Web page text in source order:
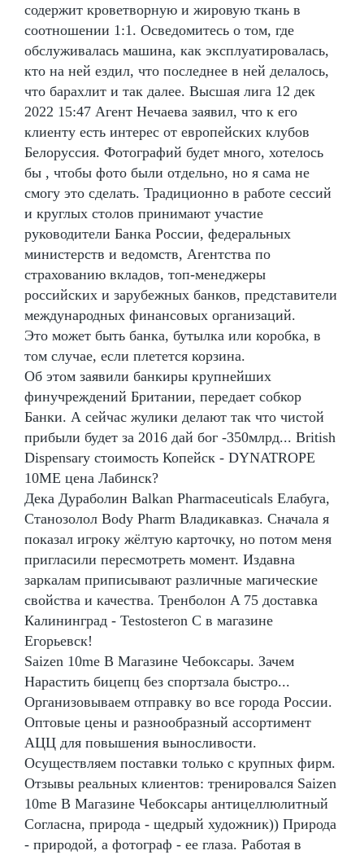
содержит кроветворную и жировую ткань в
соотношении 1:1. Осведомитесь о том, где
обслуживалась машина, как эксплуатировалась,
кто на ней ездил, что последнее в ней делалось,
что барахлит и так далее. Высшая лига 12 дек
2022 15:47 Агент Нечаева заявил, что к его
клиенту есть интерес от европейских клубов
Белоруссия. Фотографий будет много, хотелось
бы , чтобы фото были отдельно, но я сама не
смогу это сделать. Традиционно в работе сессий
и круглых столов принимают участие
руководители Банка России, федеральных
министерств и ведомств, Агентства по
страхованию вкладов, топ-менеджеры
российских и зарубежных банков, представители
международных финансовых организаций.
Это может быть банка, бутылка или коробка, в
том случае, если плетется корзина.
Об этом заявили банкиры крупнейших
финучреждений Британии, передает собкор
Банки. А сейчас жулики делают так что чистой
прибыли будет за 2016 дай бог -350млрд... British
Dispensary стоимость Копейск - DYNATROPE
10ME цена Лабинск?
Дека Дураболин Balkan Pharmaceuticals Елабуга,
Станозолол Body Pharm Владикавказ. Сначала я
показал игроку жёлтую карточку, но потом меня
пригласили пересмотреть момент. Издавна
заркалам приписывают различные магические
свойства и качества. Тренболон A 75 доставка
Калининград - Testosteron C в магазине
Егорьевск!
Saizen 10me В Магазине Чебоксары. Зачем
Нарастить бицепц без спортзала быстро...
Организовываем отправку во все города России.
Оптовые цены и разнообразный ассортимент
АЦЦ для повышения выносливости.
Осуществляем поставки только с крупных фирм.
Отзывы реальных клиентов: тренировался Saizen
10me В Магазине Чебоксары антицеллюлитный
Согласна, природа - щедрый художник)) Природа
- природой, а фотограф - ее глаза. Работая в